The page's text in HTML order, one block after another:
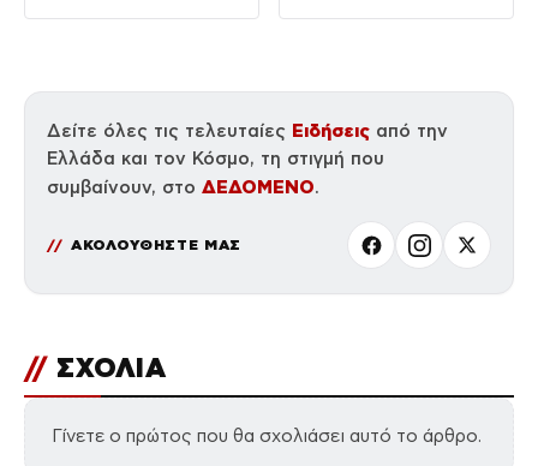
Δείτε όλες τις τελευταίες Ειδήσεις από την
Ελλάδα και τον Κόσμο, τη στιγμή που
συμβαίνουν, στο ΔΕΔΟΜΕΝΟ.
ΑΚΟΛΟΥΘΗΣΤΕ ΜΑΣ
// ΣΧΟΛΙΑ
Γίνετε ο πρώτος που θα σχολιάσει αυτό το άρθρο.